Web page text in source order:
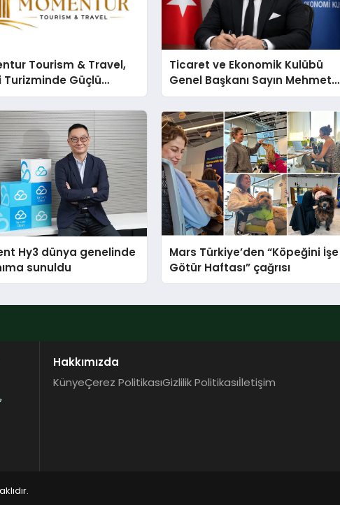
Tourism & Travel,
Turizminde Güçlü
Ağıyla Fark
Ticaret ve Ekonomik Kulübü
Genel Başkanı Sayın Mehmet
Ulutaş, ekonomiye dair yaptığı
açıklamada şunları kaydetti:
Hy3 dünya genelinde
sunuldu
Mars Türkiye’den “Köpeğini İşe
Götür Haftası” çağrısı
Hakkımızda
KünyeÇerez PolitikasıGizlilik Politikasıİletişim